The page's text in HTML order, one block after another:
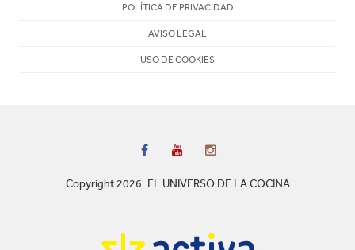
POLÍTICA DE PRIVACIDAD
AVISO LEGAL
USO DE COOKIES
Copyright 2026. EL UNIVERSO DE LA COCINA